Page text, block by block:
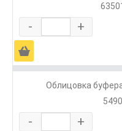
- +
Ä
Облицовка
- +